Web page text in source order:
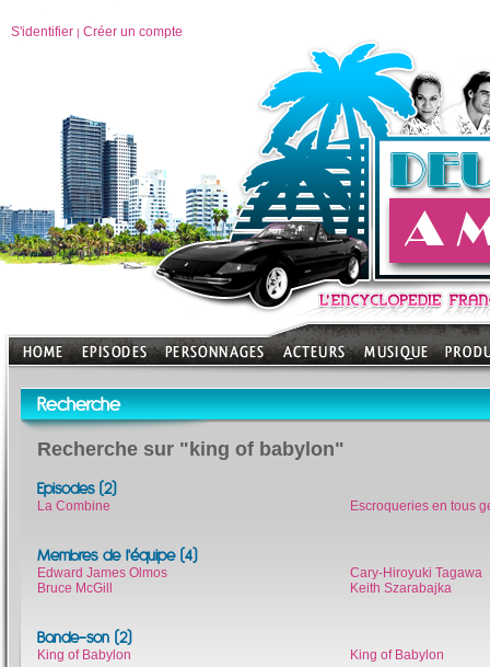
S'identifier | Créer un compte
Recherche
Recherche sur "king of babylon"
Episodes (2)
La Combine Escroqueries en tous
Membres de l'équipe (4)
Edward James Olmos
Bruce McGill
Cary-Hiroyuki Tagawa
Keith Szarabajka
Bande-son (2)
King of Babylon King of Babylon